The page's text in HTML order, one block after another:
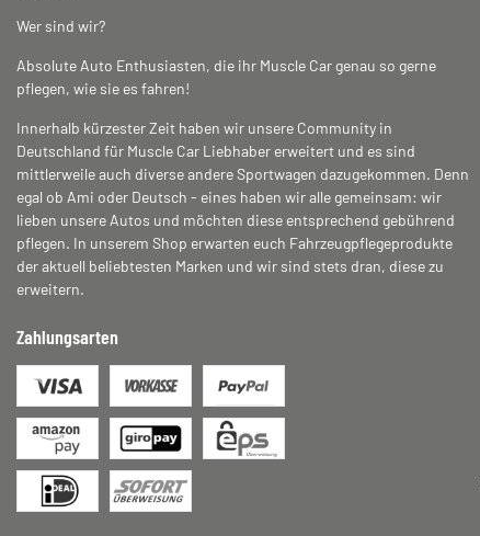
Wer sind wir?
Absolute Auto Enthusiasten, die ihr Muscle Car genau so gerne
pflegen, wie sie es fahren!
Innerhalb kürzester Zeit haben wir unsere Community in
Deutschland für Muscle Car Liebhaber erweitert und es sind
mittlerweile auch diverse andere Sportwagen dazugekommen. Denn
egal ob Ami oder Deutsch - eines haben wir alle gemeinsam: wir
lieben unsere Autos und möchten diese entsprechend gebührend
pflegen. In unserem Shop erwarten euch Fahrzeugpflegeprodukte
der aktuell beliebtesten Marken und wir sind stets dran, diese zu
erweitern.
Zahlungsarten